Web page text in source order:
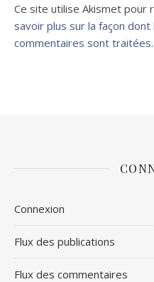
Ce site utilise Akismet pour
savoir plus sur la façon
commentaires sont traitées.
Connexion
Flux des publications
Flux des commentaires